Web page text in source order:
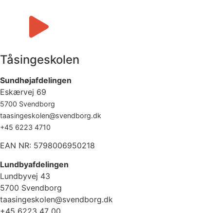
Tåsingeskolen
Sundhøjafdelingen
Eskærvej 69
5700 Svendborg
taasingeskolen@svendborg.dk
+45 6223 4710
EAN NR: 5798006950218
Lundbyafdelingen
Lundbyvej 43
5700 Svendborg
taasingeskolen@svendborg.dk
+45 6223 47 00